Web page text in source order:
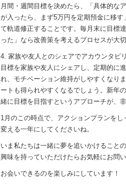
月間・週間目標を決めたら、「具体的な
が入ったら、まず5万円を定期預金に移
て軌道修正することです。毎月末に目標
った」なら改善策を考えるプロセスが大
4. 家族や友人とのシェアでアカウンタビ
目標を家族や友人にシェアし、定期的に
れ、モチベーション維持がしやすくなり
ートも得られやすくなるでしょう。新年
緒に目標を目指すというアプローチが、
1月のこの時点で、アクションプランを
変える一年にしてくださいね。
いま私たちは一緒に夢を追いかけること
興味を持っていただけたらお気軽にお問
お会いできるのを楽しみにしています！